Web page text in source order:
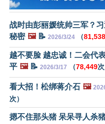
战时由彭丽媛统帅三军？
秘密 🖼️📝 2026/3/24 （81,538
越不要脸 越忠诚！二会代
平 🖼️📝 2026/3/17 （78,449次
看大招！松绑蒋介石 🖼️
次）
摁不住那头猪 呆呆寻人杀